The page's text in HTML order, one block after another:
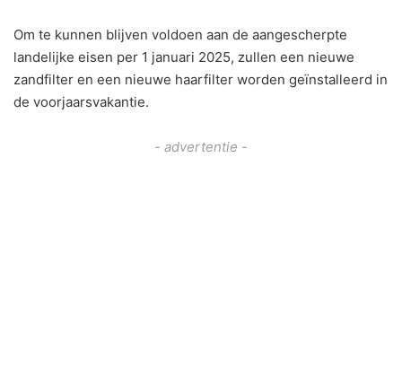
Om te kunnen blijven voldoen aan de aangescherpte
landelijke eisen per 1 januari 2025, zullen een nieuwe
zandfilter en een nieuwe haarfilter worden geïnstalleerd in
de voorjaarsvakantie.
- advertentie -